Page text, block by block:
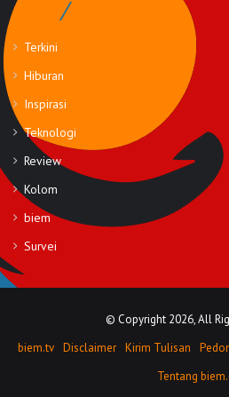
Rubrik
Terkini
Hiburan
Inspirasi
Teknologi
Review
Kolom
biem
Survei
© Copyright 2026, All
biem.tv Disclaimer Kirim Tulisan
Tentang